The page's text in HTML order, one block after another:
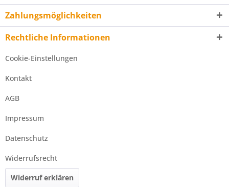
Zahlungsmöglichkeiten
Rechtliche Informationen
Cookie-Einstellungen
Kontakt
AGB
Impressum
Datenschutz
Widerrufsrecht
Widerruf erklären